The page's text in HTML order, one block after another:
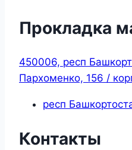
Прокладка
450006, респ
Пархоменко, 156 /
респ
Контакты